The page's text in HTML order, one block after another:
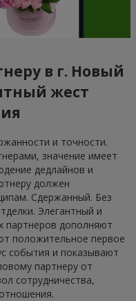
в г. Новый
жест
и точности.
значение имеет
дедлайнов и
должен
Сдержанный. Без
Элегантный и
партнеров дополняют
положительное первое
события и показывают
партнеру от
сотрудничества,